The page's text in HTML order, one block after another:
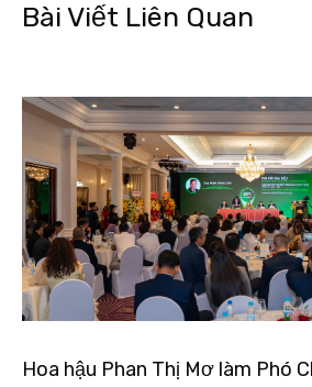
Bài Viết Liên Quan
Hoa hậu Phan Thị Mơ làm Phó